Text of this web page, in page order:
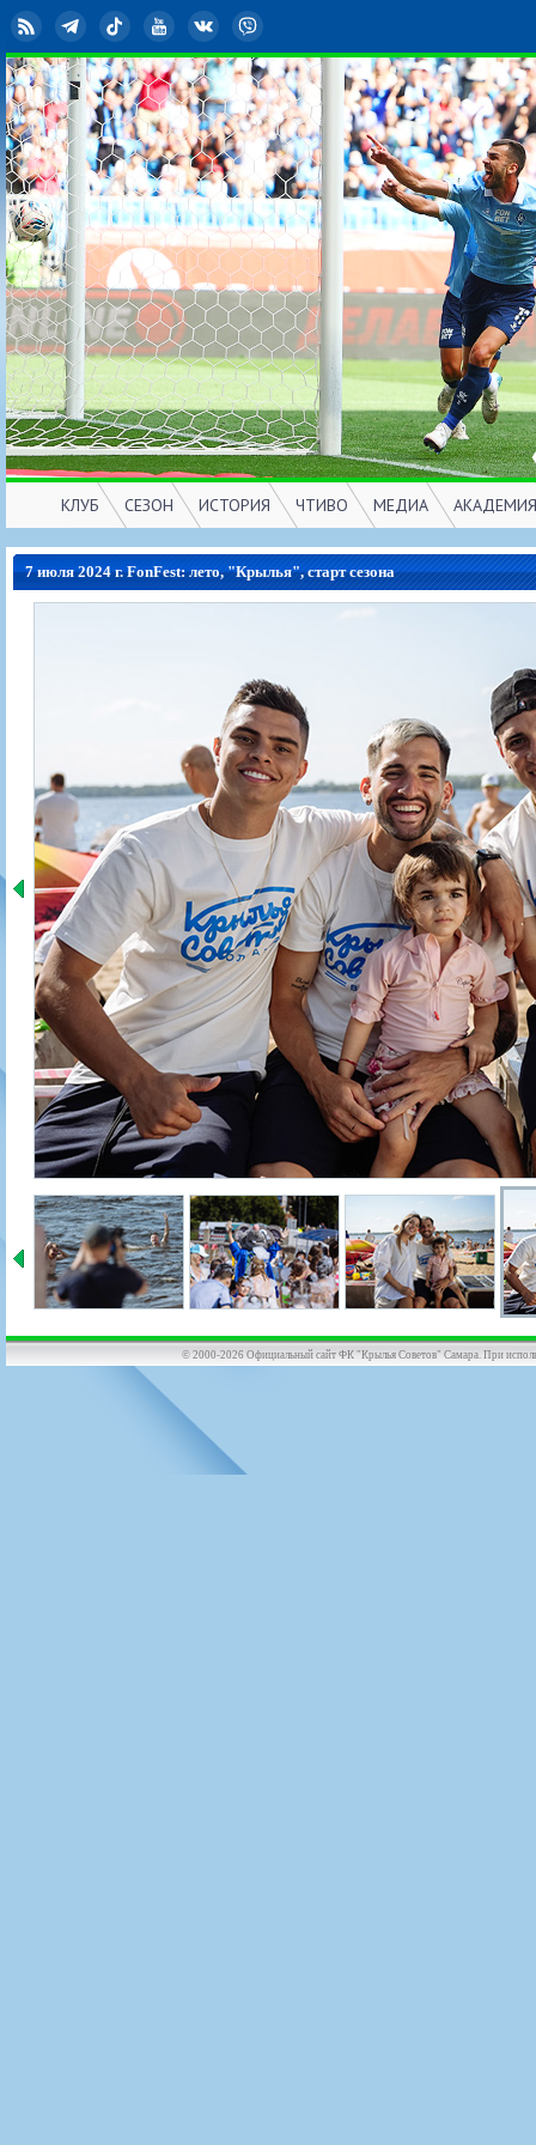
RSS TelegramTikTok YouTubeВКонтакте
КЛУБ
Игроки
Тренерско-административный состав
Руководство
Солидарность Самара Арена
Документы
СЕЗОН
РПЛ
Календарь
Таблица
Баланс матчей
FONBET Кубок России
Матчи
Молодежная команда
Календарь
Таблица
Шахматка
Статистика состава
Крылья Советов-2
Календарь
Таблица
Шахматка
ИСТОРИЯ
Чемпионат СССР
Кубок СССР
Чемпионат России
Кубок Интертото УЕФА
Молодежное первенство
Кубок Премьер-лиги
Кубок ФНЛ
Ветераны
Стадион "Металлург"
ЧТИВО
Пресса
Книги
МЕДИА
Фото
Крылья Советов -
Трансляции матчей
АКАДЕМИЯ
7 июля 2024 г. FonFest: лето, "Крылья", старт сезона
© 2000-2026 Официальный сайт ФК "Крылья Советов" Самара. При